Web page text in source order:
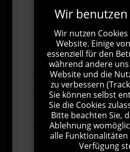
Abonnieren
Ich stimme den Allgemeinen
Geschäftsbedingungen zu.
Ich bin damit einverstanden,
meine Daten über dieses
Wir
Wir nutzen
Website. Einige
essenziell für den
während andere
Website und die
zu verbessern
Sie können selbst
Sie die Cookies
Bitte beachten Sie,
Ablehnung
alle Funktionalitäten
Verfügung